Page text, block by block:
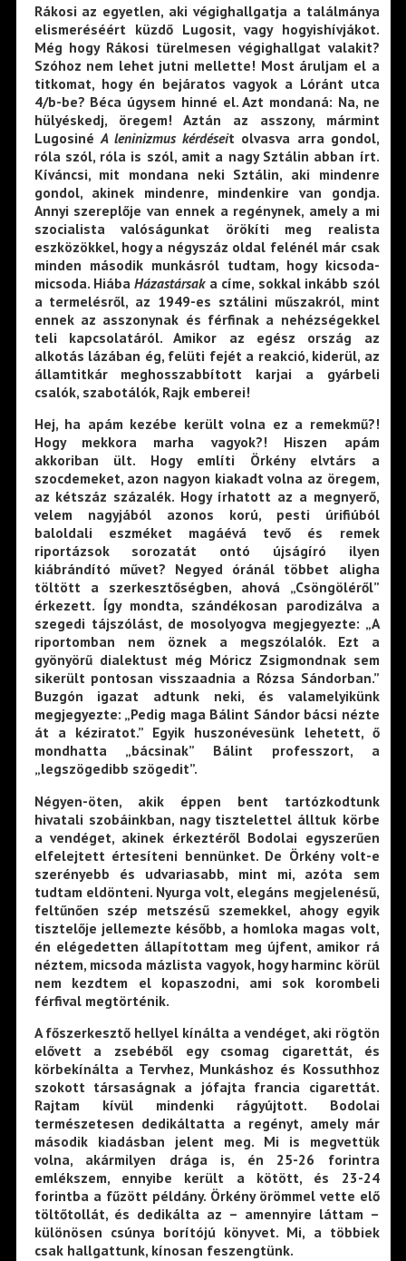
Rákosi az egyetlen, aki végighallgatja a találmánya
elismeréséért küzdő Lugosit, vagy hogyishívjákot.
Még hogy Rákosi türelmesen végighallgat valakit?
Szóhoz nem lehet jutni mellette! Most áruljam el a
titkomat, hogy én bejáratos vagyok a Lóránt utca
4/b-be? Béca úgysem hinné el. Azt mondaná: Na, ne
hülyéskedj, öregem! Aztán az asszony, mármint
Lugosiné A leninizmus kérdéseit olvasva arra gondol,
róla szól, róla is szól, amit a nagy Sztálin abban írt.
Kíváncsi, mit mondana neki Sztálin, aki mindenre
gondol, akinek mindenre, mindenkire van gondja.
Annyi szereplője van ennek a regénynek, amely a mi
szocialista valóságunkat örökíti meg realista
eszközökkel, hogy a négyszáz oldal felénél már csak
minden második munkásról tudtam, hogy kicsoda-
micsoda. HiábaHázastársaka címe, sokkal inkább szól
a termelésről, az 1949-es sztálini műszakról, mint
ennek az asszonynak és férfinak a nehézségekkel
teli kapcsolatáról. Amikor az egész ország az
alkotás lázában ég, felüti fejét a reakció, kiderül, az
államtitkár meghosszabbított karjai a gyárbeli
csalók, szabotálók, Rajk emberei!
Hej, ha apám kezébe került volna ez a remekmű?!
Hogy mekkora marha vagyok?! Hiszen apám
akkoriban ült. Hogy említi Örkény elvtárs a
szocdemeket, azon nagyon kiakadt volna az öregem,
az kétszáz százalék. Hogy írhatott az a megnyerő,
velem nagyjából azonos korú, pesti úrifiúból
baloldali eszméket magáévá tevő és remek
riportázsok sorozatát ontó újságíró ilyen
kiábrándító művet? Negyed óránál többet aligha
töltött a szerkesztőségben, ahová „Csöngöléről”
érkezett. Így mondta, szándékosan parodizálva a
szegedi tájszólást, de mosolyogva megjegyezte: „A
riportomban nem öznek a megszólalók. Ezt a
gyönyörű dialektust még Móricz Zsigmondnak sem
sikerült pontosan visszaadnia a Rózsa Sándorban.”
Buzgón igazat adtunk neki, és valamelyikünk
megjegyezte: „Pedig maga Bálint Sándor bácsi nézte
át a kéziratot.” Egyik huszonévesünk lehetett, ő
mondhatta „bácsinak” Bálint professzort, a
„legszögedibb szögedit”.
Négyen-öten, akik éppen bent tartózkodtunk
hivatali szobáinkban, nagy tisztelettel álltuk körbe
a vendéget, akinek érkeztéről Bodolai egyszerűen
elfelejtett értesíteni bennünket. De Örkény volt-e
szerényebb és udvariasabb, mint mi, azóta sem
tudtam eldönteni. Nyurga volt, elegáns megjelenésű,
feltűnően szép metszésű szemekkel, ahogy egyik
tisztelője jellemezte később, a homloka magas volt,
én elégedetten állapítottam meg újfent, amikor rá
néztem, micsoda mázlista vagyok, hogy harminc körül
nem kezdtem el kopaszodni, ami sok korombeli
férfival megtörténik.
A főszerkesztő hellyel kínálta a vendéget, aki rögtön
elővett a zsebéből egy csomag cigarettát, és
körbekínálta a Tervhez, Munkáshoz és Kossuthhoz
szokott társaságnak a jófajta francia cigarettát.
Rajtam kívül mindenki rágyújtott. Bodolai
természetesen dedikáltatta a regényt, amely már
második kiadásban jelent meg. Mi is megvettük
volna, akármilyen drága is, én 25-26 forintra
emlékszem, ennyibe került a kötött, és 23-24
forintba a fűzött példány. Örkény örömmel vette elő
töltőtollát, és dedikálta az – amennyire láttam –
különösen csúnya borítójú könyvet. Mi, a többiek
csak hallgattunk, kínosan feszengtünk.